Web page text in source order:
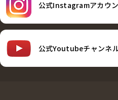
公式Instagramアカウ
公式Youtubeチャンネ